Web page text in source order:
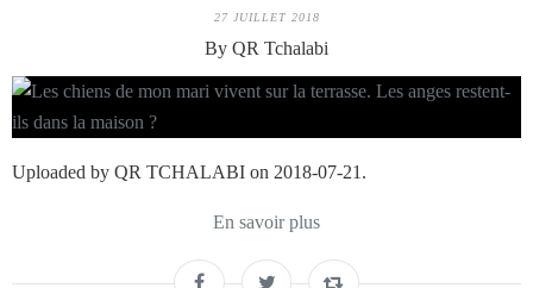
27 JUILLET 2018
By QR Tchalabi
Uploaded by QR TCHALABI on 2018-07-21.
En savoir plus